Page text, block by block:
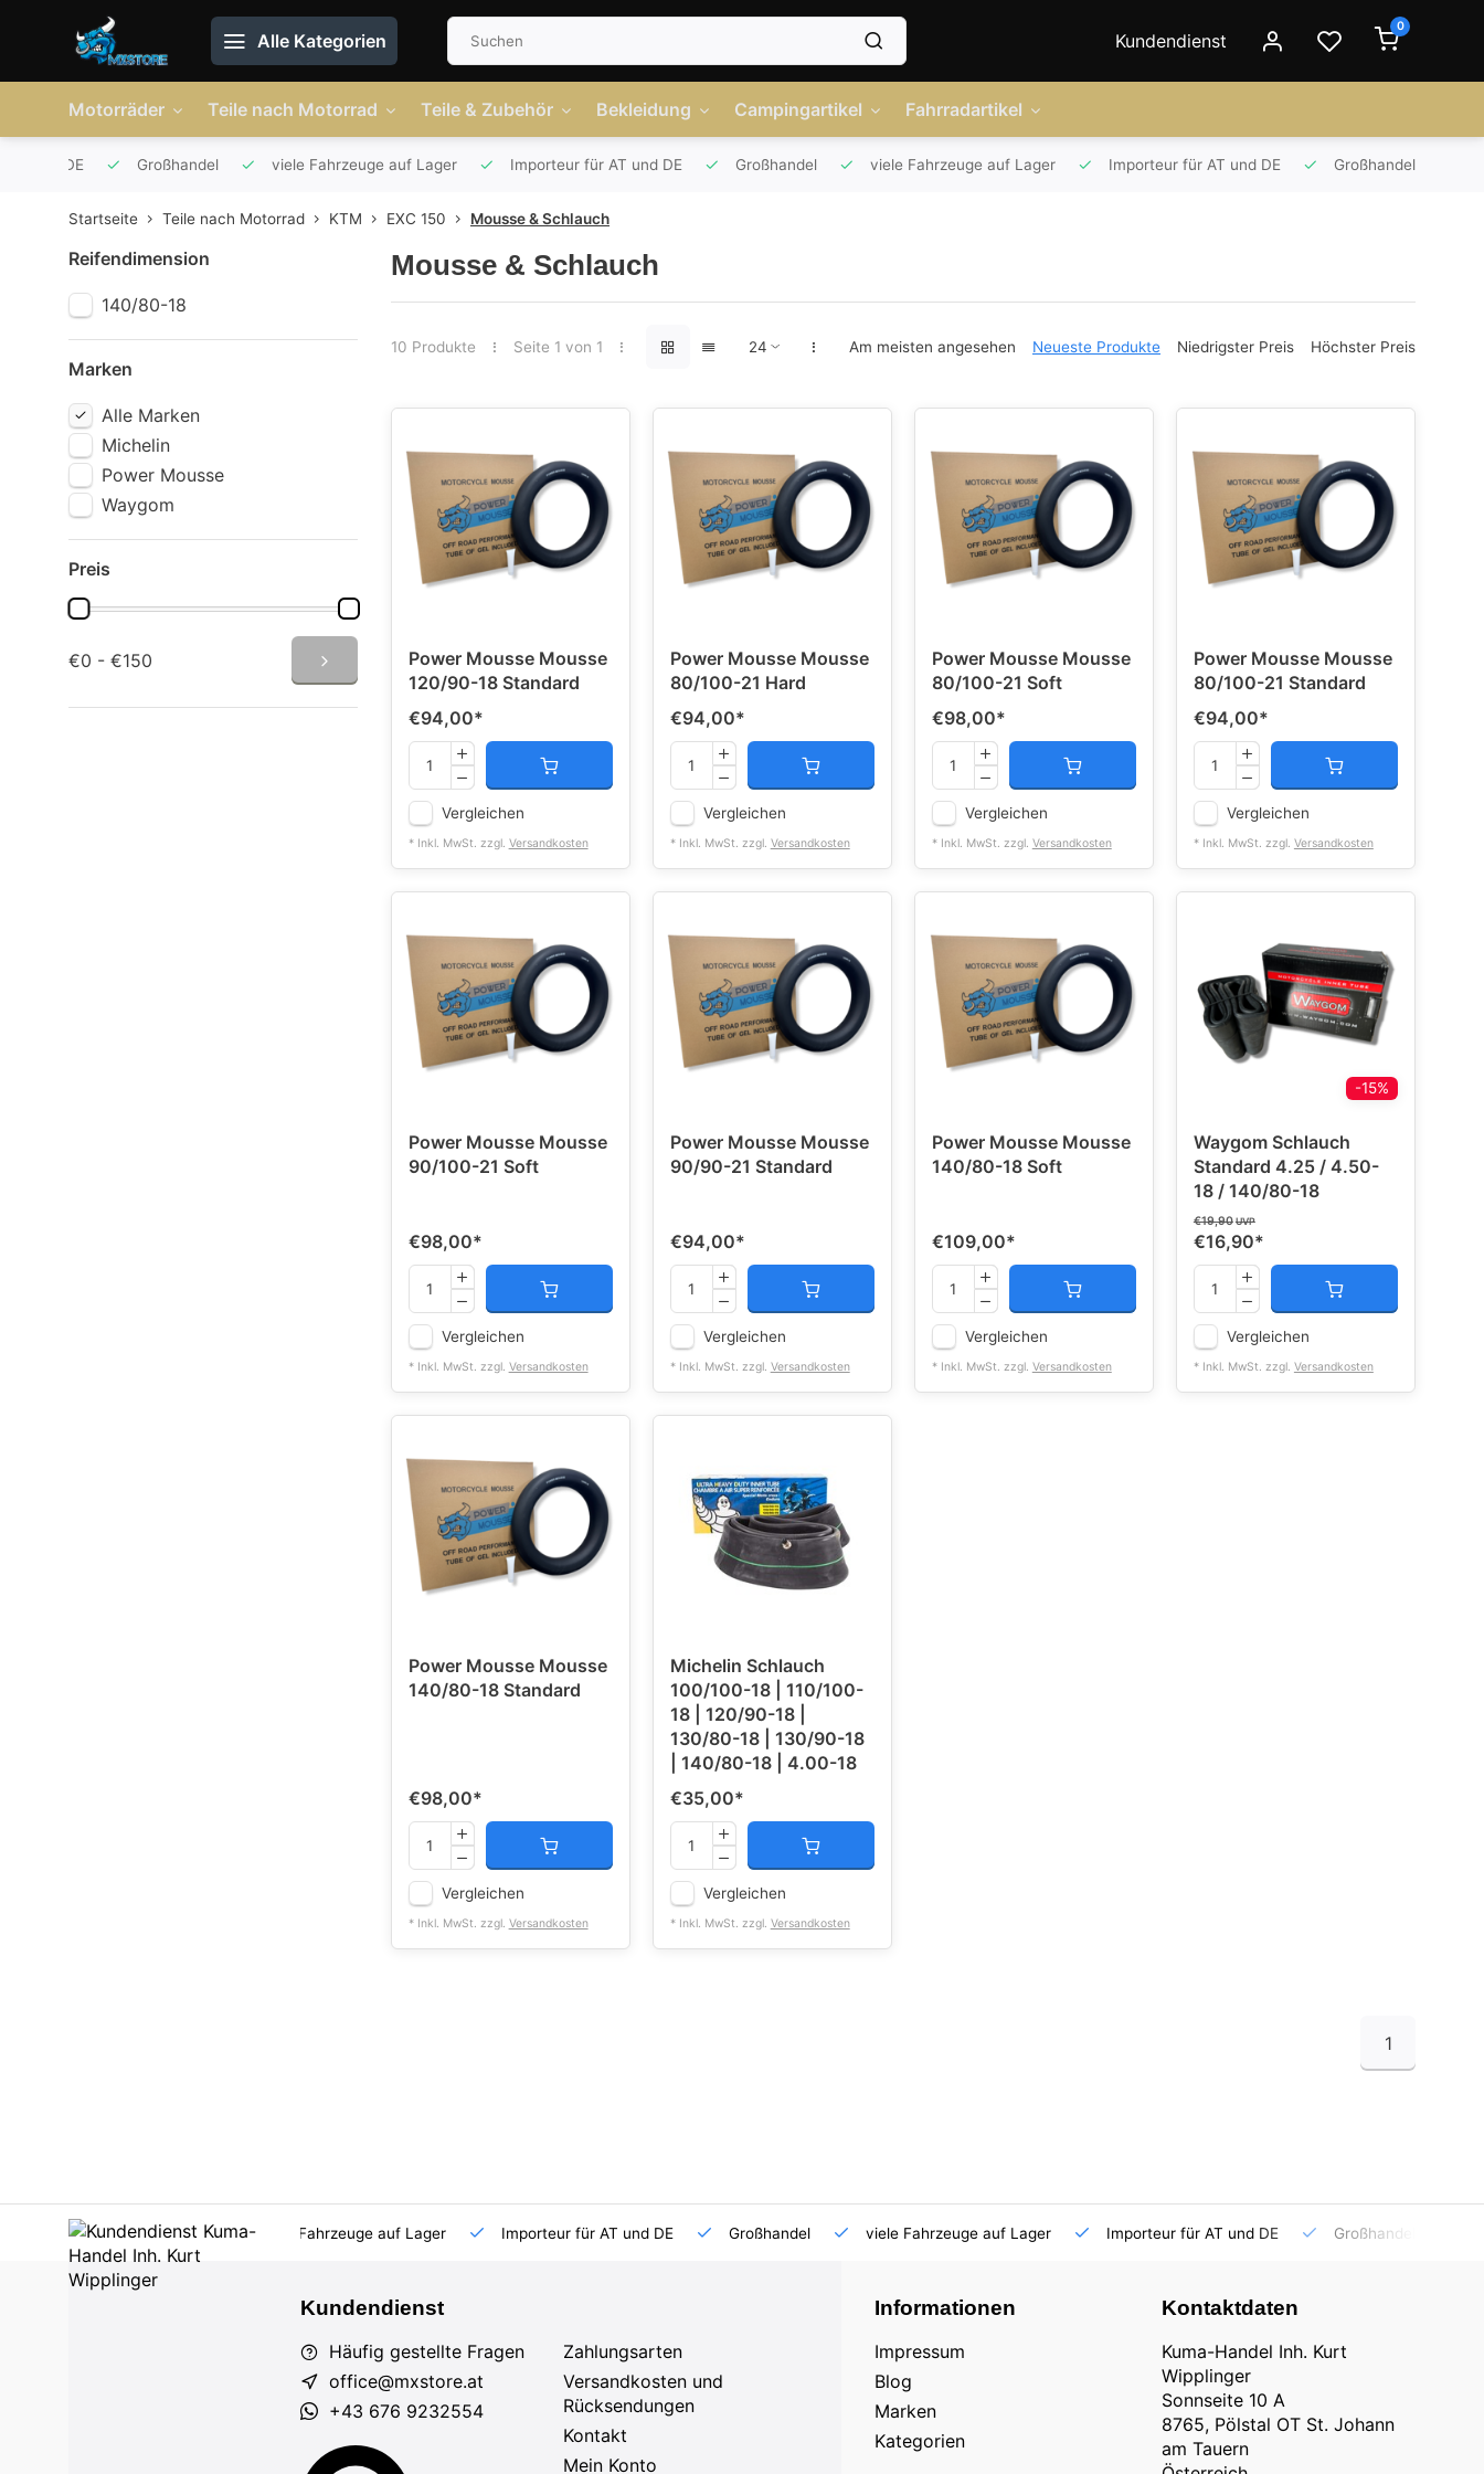
Alle Kategorien Kundendienst
0
Motorräder Teile nach Motorrad Teile & Zubehör Bekleidung Campingartikel Fahrradartikel
und DE Großhandel viele Fahrzeuge auf Lager Importeur für AT und DE Großhandel viele Fahrzeuge auf Lager Importeur für AT und DE Großhandel
Startseite Teile nach Motorrad KTM EXC 150 Mousse & Schlauch
Reifendimension
140/80-18
Marken
Alle Marken
Michelin
Power Mousse
Waygom
Preis
€0 - €150
Mousse & Schlauch
10 Produkte Seite 1 von 1 Am meisten angesehen Neueste Produkte Niedrigster Preis Höchster Preis
Power Mousse Mousse
120/90-18 Standard
€94,00*
Vergleichen
* Inkl. MwSt. zzgl. Versandkosten
Power Mousse Mousse
80/100-21 Hard
€94,00*
Vergleichen
* Inkl. MwSt. zzgl. Versandkosten
Power Mousse Mousse
80/100-21 Soft
€98,00*
Vergleichen
* Inkl. MwSt. zzgl. Versandkosten
Power Mousse Mousse
80/100-21 Standard
€94,00*
Vergleichen
* Inkl. MwSt. zzgl. Versandkosten
Power Mousse Mousse
90/100-21 Soft
€98,00*
Vergleichen
* Inkl. MwSt. zzgl. Versandkosten
Power Mousse Mousse
90/90-21 Standard
€94,00*
Vergleichen
* Inkl. MwSt. zzgl. Versandkosten
Power Mousse Mousse
140/80-18 Soft
€109,00*
Vergleichen
* Inkl. MwSt. zzgl. Versandkosten
-15%
Waygom Schlauch
Standard 4.25 / 4.50-
18 / 140/80-18
€19,90UVP
€16,90*
Vergleichen
* Inkl. MwSt. zzgl. Versandkosten
Power Mousse Mousse
140/80-18 Standard
€98,00*
Vergleichen
* Inkl. MwSt. zzgl. Versandkosten
Michelin Schlauch
100/100-18 | 110/100-
18 | 120/90-18 |
130/80-18 | 130/90-18
| 140/80-18 | 4.00-18
€35,00*
Vergleichen
* Inkl. MwSt. zzgl. Versandkosten
1
Großhandel viele Fahrzeuge auf Lager Importeur für AT und DE Großhandel viele Fahrzeuge auf Lager Importeur für AT und DE Großhandel
Kundendienst
Häufig gestellte Fragen
office@mxstore.at
+43 676 9232554
Zahlungsarten
Versandkosten und
Rücksendungen
Kontakt
Mein Konto
Informationen
Impressum
Blog
Marken
Kategorien
Kontaktdaten
Kuma-Handel Inh. Kurt
Wipplinger
Sonnseite 10 A
8765, Pölstal OT St. Johann
am Tauern